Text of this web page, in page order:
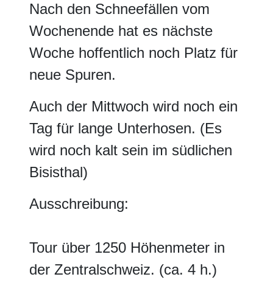
Nach den Schneefällen vom
Wochenende hat es nächste
Woche hoffentlich noch Platz für
neue Spuren.
Auch der Mittwoch wird noch ein
Tag für lange Unterhosen. (Es
wird noch kalt sein im südlichen
Bisisthal)
Ausschreibung:
Tour über 1250 Höhenmeter in
der Zentralschweiz. (ca. 4 h.)